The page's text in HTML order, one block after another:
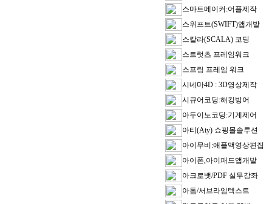
스마트메이커:어플제작
스위프트(SWIFT)앱개발
스칼라(SCALA) 코딩
스트럿츠 프레임워크
스프링 프레임 워크
시네마4D : 3D영상제작
시큐어코딩:해킹방어
아두이노코딩:기계제어
아티(Aty) 쇼핑몰솔루션
아이무비:애플맥영상편집
아이폰,아이패드앱개발
아크로뱃/PDF 실무강좌
아톰/서브라임텍스트